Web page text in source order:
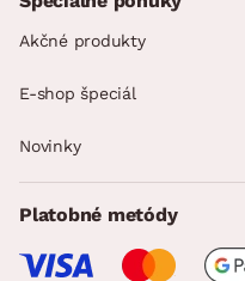
Akčné produkty
E-shop špeciál
Novinky
Platobné metódy